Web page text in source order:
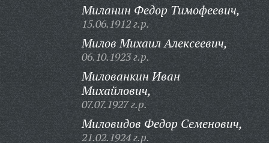
Миланин Федор Тимофеевич,
15.06.1912 г.р.
Милов Михаил Алексеевич,
06.10.1923 г.р.
Милованкин Иван
Михайлович,
07.07.1927 г.р.
Миловидов Федор Семенович,
21.02.1924 г.р.